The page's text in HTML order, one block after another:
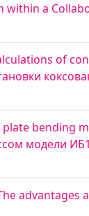
a
of
bending
модели
advantages